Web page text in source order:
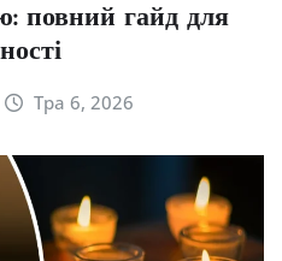
повний гайд для
Тра 6, 2026